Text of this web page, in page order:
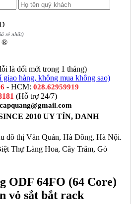
rẻ nhất)
®
là đổi mới trong 1 tháng)
giao hàng, không mua không sao)
- HCM: 028.62959919
(Hỗ trợ 24/7)
2010 UY TÍN, DANH
đô thị Văn Quán, Hà Đông, Hà Nội.
Thự Làng Hoa, Cây Trâm, Gò
ODF 64FO (64 Core)
vỏ sắt bắt rack